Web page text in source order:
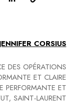
CORSIUS
DES OPÉRATIONS
ET CLAIRE
PERFORMANTE ET
SAINT-LAURENT